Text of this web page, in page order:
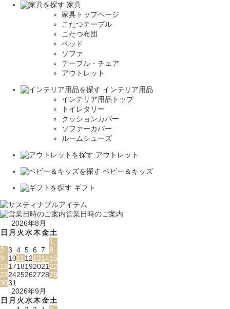
家具
家具トップページ
こたつテーブル
こたつ布団
ベッド
ソファ
テーブル・チェア
アウトレット
インテリア用品
インテリア用品トップ
トイレタリー
クッションカバー
ソファーカバー
ルームシューズ
アウトレット
ベビー＆キッズ
ギフト
営業日時のご案内
2026年8月
日 月 火水木金土
1
2 3 4 5 6 7 8
9
101112131415
16171819202122
23242526272829
3031
2026年9月
日 月 火水木金土